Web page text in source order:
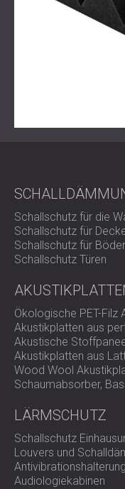
Schallschutz für die
Schallschutz für
Schallschutz für
Schallschutz Türen
Ökologische PET-Filz
Akustikplatten aus
Akustische
Akustikplatten aus
Wood Wool
Schaumabsorber,
LÄRMSCHUTZ
Schallschutz
Louvers und
Audiologiekabinen